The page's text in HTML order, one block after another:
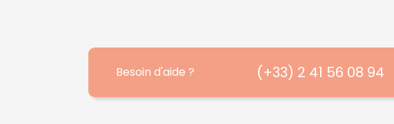
Besoin d'aide ? (+33) 2 41 56 08 94